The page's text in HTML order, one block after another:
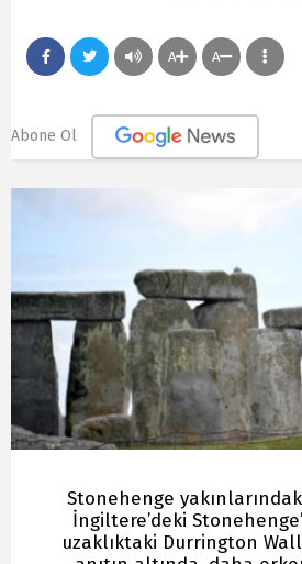
A A
Abone Ol
Stonehenge
İngiltere’deki
uzaklıktaki Durrington